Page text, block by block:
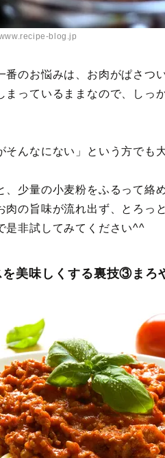
blog.jp
番のお悩みは、お肉がぱさつ
まっているままなので、しっ
そんなにない」という方でも
、少量の小麦粉をふるって絡
肉の旨味が流れ出ず、とろっ
是非試してみてください^^
を美味しくする裏技③まろ